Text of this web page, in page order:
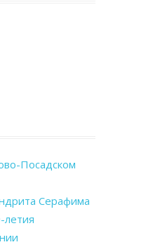
Посадском
Серафима
летия